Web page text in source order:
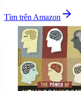
Tìm trên Amazon